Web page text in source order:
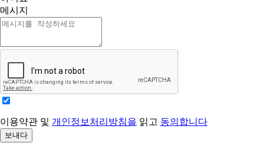
메시지
이용약관 및 개인정보처리방침을 읽고 동의합니다
보내다